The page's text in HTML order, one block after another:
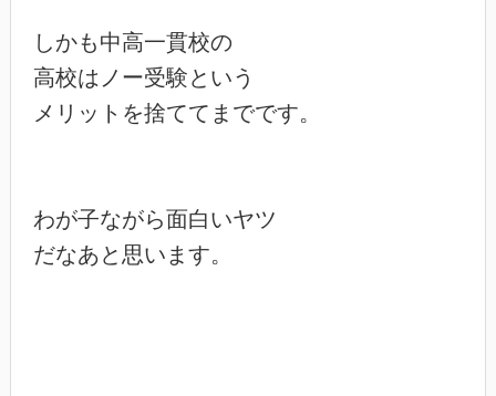
しかも中高一貫校の
高校はノー受験という
メリットを捨ててまでです。
わが子ながら面白いヤツ
だなあと思います。